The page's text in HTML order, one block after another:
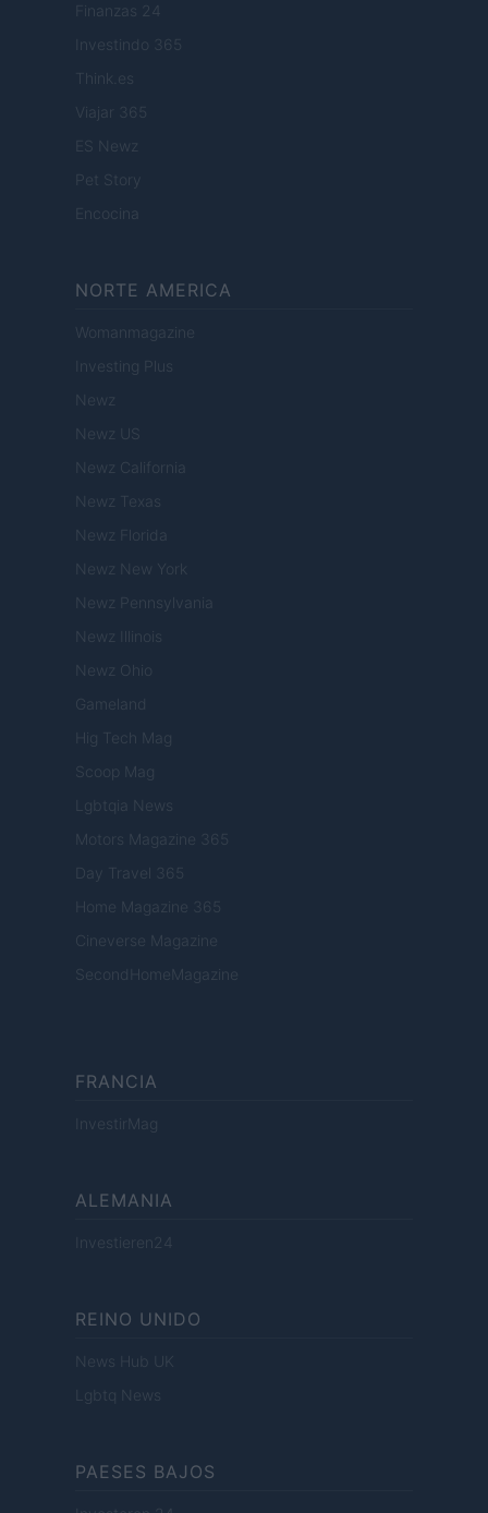
Finanzas 24
Investindo 365
Think.es
Viajar 365
ES Newz
Pet Story
Encocina
NORTE AMERICA
Womanmagazine
Investing Plus
Newz
Newz US
Newz California
Newz Texas
Newz Florida
Newz New York
Newz Pennsylvania
Newz Illinois
Newz Ohio
Gameland
Hig Tech Mag
Scoop Mag
Lgbtqia News
Motors Magazine 365
Day Travel 365
Home Magazine 365
Cineverse Magazine
SecondHomeMagazine
FRANCIA
InvestirMag
ALEMANIA
Investieren24
REINO UNIDO
News Hub UK
Lgbtq News
PAESES BAJOS